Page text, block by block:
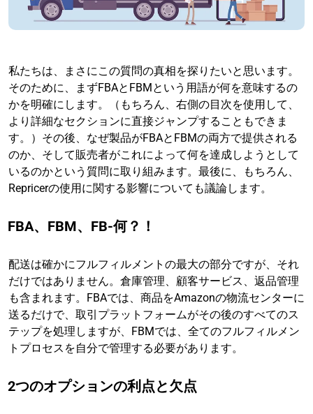
私たちは、まさにこの質問の真相を探りたいと思います。
そのために、まずFBAとFBMという用語が何を意味するの
かを明確にします。（もちろん、右側の目次を使用して、
より詳細なセクションに直接ジャンプすることもできま
す。）その後、なぜ製品がFBAとFBMの両方で提供される
のか、そして販売者がこれによって何を達成しようとして
いるのかという質問に取り組みます。最後に、もちろん、
Repricerの使用に関する影響についても議論します。
FBA、FBM、FB-何？！
配送は確かにフルフィルメントの最大の部分ですが、それ
だけではありません。倉庫管理、顧客サービス、返品管理
も含まれます。FBAでは、商品をAmazonの物流センターに
送るだけで、取引プラットフォームがその後のすべてのス
テップを処理しますが、FBMでは、全てのフルフィルメン
トプロセスを自分で管理する必要があります。
2つのオプションの利点と欠点